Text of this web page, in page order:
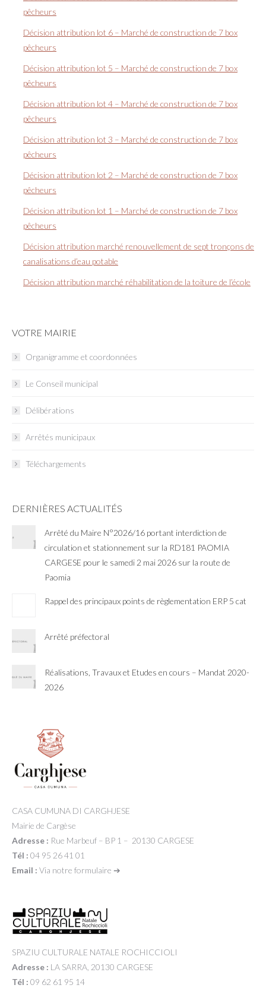
pêcheurs
Décision attribution lot 6 – Marché de construction de 7 box
pêcheurs
Décision attribution lot 5 – Marché de construction de 7 box
pêcheurs
Décision attribution lot 4 – Marché de construction de 7 box
pêcheurs
Décision attribution lot 3 – Marché de construction de 7 box
pêcheurs
Décision attribution lot 2 – Marché de construction de 7 box
pêcheurs
Décision attribution lot 1 – Marché de construction de 7 box
pêcheurs
Décision attribution marché renouvellement de sept tronçons de
canalisations d’eau potable
Décision attribution marché réhabilitation de la toiture de l’école
VOTRE MAIRIE
Organigramme et coordonnées
Le Conseil municipal
Délibérations
Arrêtés municipaux
Téléchargements
DERNIÈRES ACTUALITÉS
Arrêté du Maire N°2026/16 portant interdiction de
circulation et stationnement sur la RD181 PAOMIA
CARGESE pour le samedi 2 mai 2026 sur la route de
Paomia
Rappel des principaux points de règlementation ERP 5 cat
Arrêté préfectoral
Réalisations, Travaux et Etudes en cours – Mandat 2020-
2026
CASA CUMUNA DI CARGHJESE
Mairie de Cargèse
Adresse : Rue Marbeuf – BP 1 – 20130 CARGESE
Tél : 04 95 26 41 01
Email : Via notre formulaire ➔
SPAZIU CULTURALE NATALE ROCHICCIOLI
Adresse : LA SARRA, 20130 CARGESE
Tél : 09 62 61 95 14